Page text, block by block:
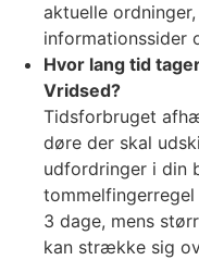
aktuelle
informationssider
Hvor lang tid
Vridsed?
Tidsforbruget
døre der skal
udfordringer i din
3 dage, mens
kan strække sig